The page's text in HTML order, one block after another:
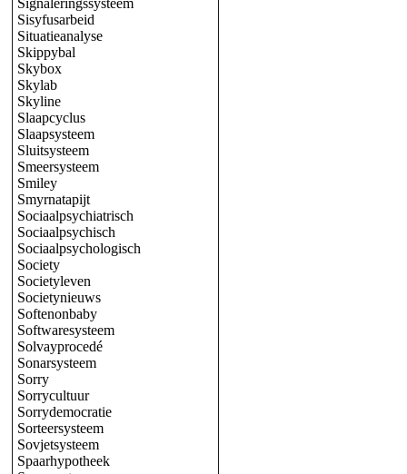
Signaleringssysteem
Sisyfusarbeid
Situatieanalyse
Skippybal
Skybox
Skylab
Skyline
Slaapcyclus
Slaapsysteem
Sluitsysteem
Smeersysteem
Smiley
Smyrnatapijt
Sociaalpsychiatrisch
Sociaalpsychisch
Sociaalpsychologisch
Society
Societyleven
Societynieuws
Softenonbaby
Softwaresysteem
Solvayprocedé
Sonarsysteem
Sorry
Sorrycultuur
Sorrydemocratie
Sorteersysteem
Sovjetsysteem
Spaarhypotheek